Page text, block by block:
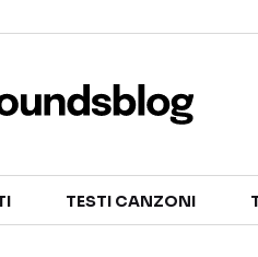
TESTI CANZONI